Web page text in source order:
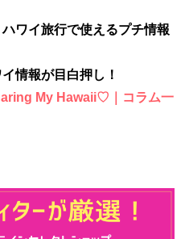
ワイ旅行で使えるプチ情報
情報が目白押し！
My Hawaii♡｜コラム一